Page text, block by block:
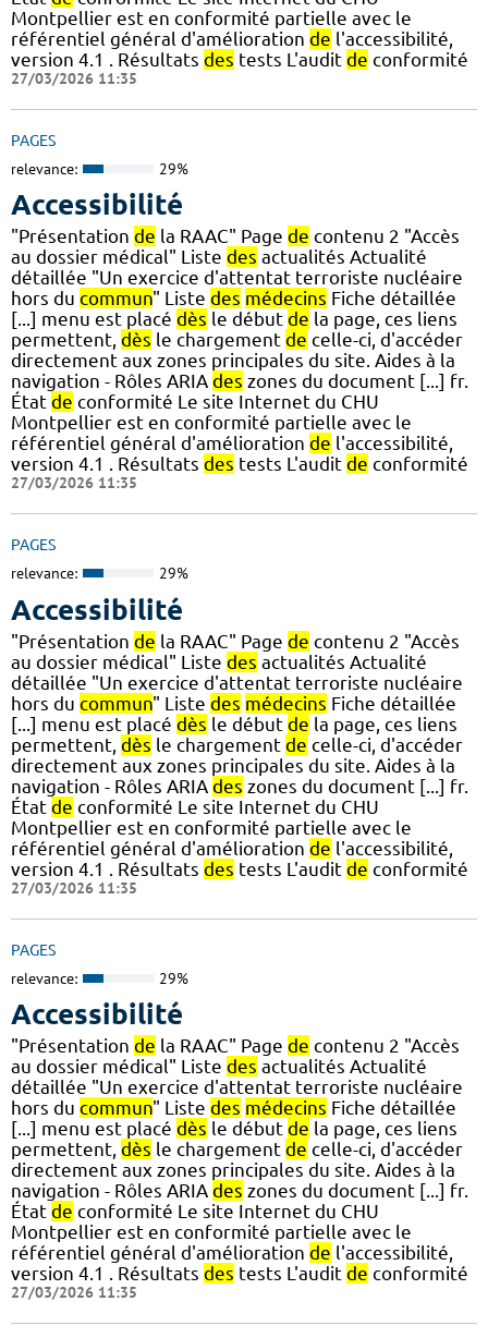
Montpellier est en conformité partielle avec le
référentiel général d'amélioration de l'accessibilité,
version 4.1 . Résultats des tests L'audit de conformité
27/03/2026 11:35
PAGES
relevance: 29%
Accessibilité
"Présentation de la RAAC" Page de contenu 2 "Accès
au dossier médical" Liste des actualités Actualité
détaillée "Un exercice d'attentat terroriste nucléaire
hors du commun" Liste des médecins Fiche détaillée
[...] menu est placé dès le début de la page, ces liens
permettent, dès le chargement de celle-ci, d'accéder
directement aux zones principales du site. Aides à la
navigation - Rôles ARIA des zones du document [...] fr.
État de conformité Le site Internet du CHU
Montpellier est en conformité partielle avec le
référentiel général d'amélioration de l'accessibilité,
version 4.1 . Résultats des tests L'audit de conformité
27/03/2026 11:35
PAGES
relevance: 29%
Accessibilité
"Présentation de la RAAC" Page de contenu 2 "Accès
au dossier médical" Liste des actualités Actualité
détaillée "Un exercice d'attentat terroriste nucléaire
hors du commun" Liste des médecins Fiche détaillée
[...] menu est placé dès le début de la page, ces liens
permettent, dès le chargement de celle-ci, d'accéder
directement aux zones principales du site. Aides à la
navigation - Rôles ARIA des zones du document [...] fr.
État de conformité Le site Internet du CHU
Montpellier est en conformité partielle avec le
référentiel général d'amélioration de l'accessibilité,
version 4.1 . Résultats des tests L'audit de conformité
27/03/2026 11:35
PAGES
relevance: 29%
Accessibilité
"Présentation de la RAAC" Page de contenu 2 "Accès
au dossier médical" Liste des actualités Actualité
détaillée "Un exercice d'attentat terroriste nucléaire
hors du commun" Liste des médecins Fiche détaillée
[...] menu est placé dès le début de la page, ces liens
permettent, dès le chargement de celle-ci, d'accéder
directement aux zones principales du site. Aides à la
navigation - Rôles ARIA des zones du document [...] fr.
État de conformité Le site Internet du CHU
Montpellier est en conformité partielle avec le
référentiel général d'amélioration de l'accessibilité,
version 4.1 . Résultats des tests L'audit de conformité
27/03/2026 11:35